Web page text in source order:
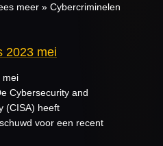
meer » Cybercriminelen
2023 mei
mei
Cybersecurity and
(CISA) heeft
voor een recent